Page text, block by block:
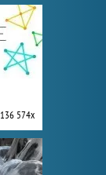
136 574x